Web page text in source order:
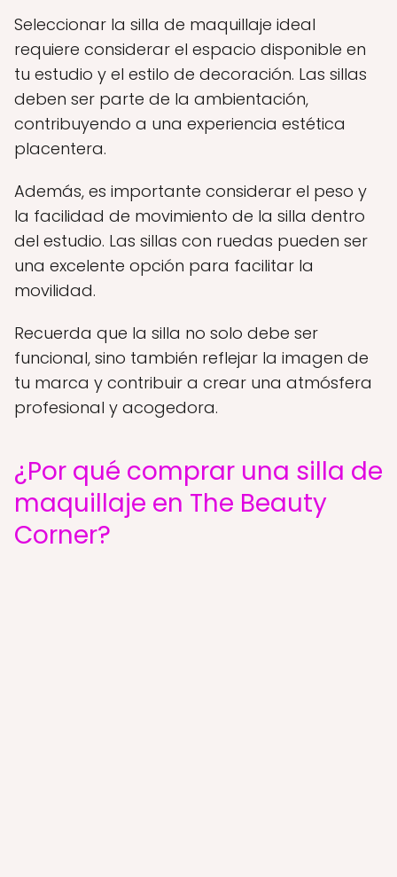
Seleccionar la silla de maquillaje ideal
requiere considerar el espacio disponible en
tu estudio y el estilo de decoración. Las sillas
deben ser parte de la ambientación,
contribuyendo a una experiencia estética
placentera.
Además, es importante considerar el peso y
la facilidad de movimiento de la silla dentro
del estudio. Las sillas con ruedas pueden ser
una excelente opción para facilitar la
movilidad.
Recuerda que la silla no solo debe ser
funcional, sino también reflejar la imagen de
tu marca y contribuir a crear una atmósfera
profesional y acogedora.
¿Por qué comprar una silla de
maquillaje en The Beauty
Corner?